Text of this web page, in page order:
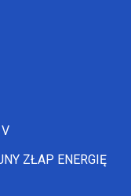
ZŁAP ENERGIĘ